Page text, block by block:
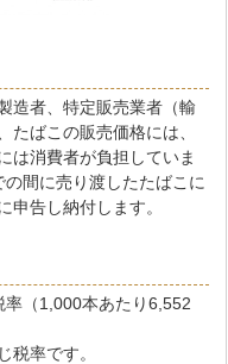
造者、特定販売業者（輸
たばこの販売価格には、
は消費者が負担していま
間に売り渡したたばこに
申告し納付します。
（1,000本あたり6,552
税率です。